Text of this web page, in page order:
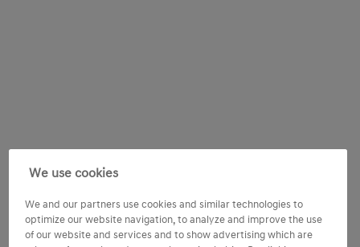
Jeg ønsker å motta tilpasset innhold basert på mine
preferanser og aktiviteter samt min bruk av Hyundai-
produkter og -tjenester.
We use cookies
We and our partners use cookies and similar technologies to
optimize our website navigation, to analyze and improve the use
of our website and services and to show advertising which are